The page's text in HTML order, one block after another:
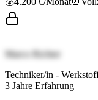
Marco Richter
Techniker/in -
3 Jahre Erfahrung